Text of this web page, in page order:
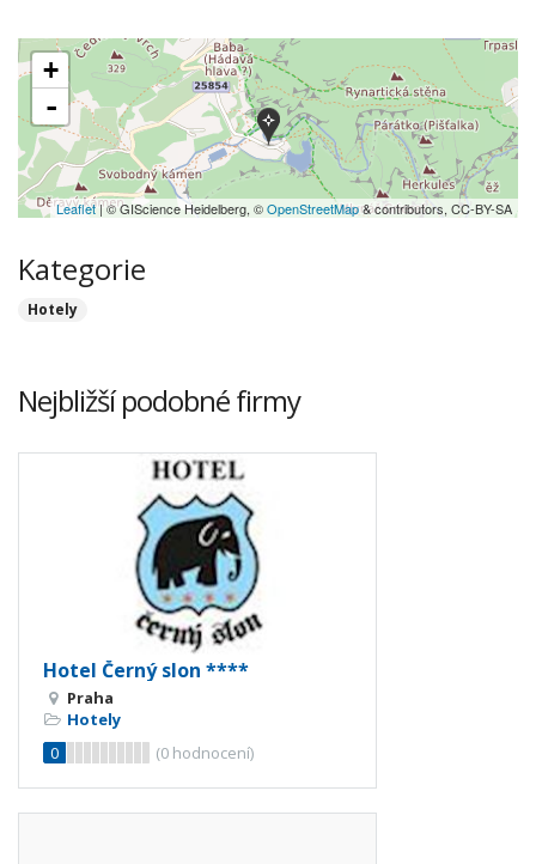
+
-
Leaflet| © GIScience Heidelberg, ©OpenStreetMap& contributors, CC-BY-SA
Kategorie
Hotely
Nejbližší podobné firmy
Hotel Černý slon ****
Praha
Hotely
0
(0 hodnocení)